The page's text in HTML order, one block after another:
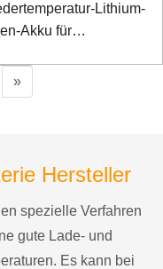
Lithium-
Akku für
»
Hersteller
spezielle Verfahren
gute Lade- und
Es kann bei